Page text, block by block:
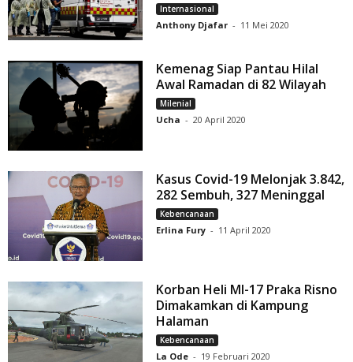
Internasional
Anthony Djafar - 11 Mei 2020
Kemenag Siap Pantau Hilal
Awal Ramadan di 82 Wilayah
Milenial
Ucha - 20 April 2020
Kasus Covid-19 Melonjak 3.842,
282 Sembuh, 327 Meninggal
Kebencanaan
Erlina Fury - 11 April 2020
Korban Heli MI-17 Praka Risno
Dimakamkan di Kampung
Halaman
Kebencanaan
La Ode - 19 Februari 2020